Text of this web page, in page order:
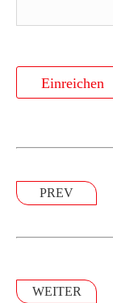
Einreichen
PREV
WEITER